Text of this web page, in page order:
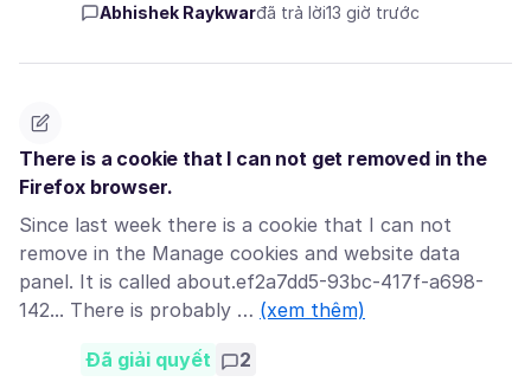
Abhishek Raykwarđã trả lời13 giờ trước
There is a cookie that I can not get removed in the
Firefox browser.
Since last week there is a cookie that I can not
remove in the Manage cookies and website data
panel. It is called about.ef2a7dd5-93bc-417f-a698-
142... There is probably … (xem thêm)
Đã giải quyết 2